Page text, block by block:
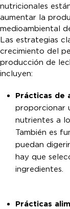
nutricionales
aumentar la
medioambiental
Las estrategias
crecimiento del
producción de
incluyen:
Prácticas de
proporcionar
nutrientes a
También es
puedan
hay que
ingredientes.
Prácticas